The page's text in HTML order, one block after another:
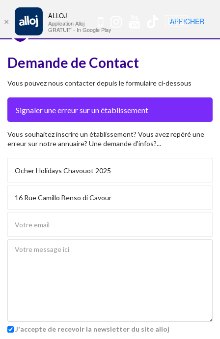
🇺🇸 Nav
Demande de Contact
Vous pouvez nous contacter depuis le formulaire ci-dessous
Vous souhaitez inscrire un établissement? Vous avez repéré une
erreur sur notre annuaire? Une demande d'infos?...
J'accepte de recevoir la newsletter du site alloj
×
ALLOJ
Application Alloj
GRATUIT - In Google Play
AFFICHER